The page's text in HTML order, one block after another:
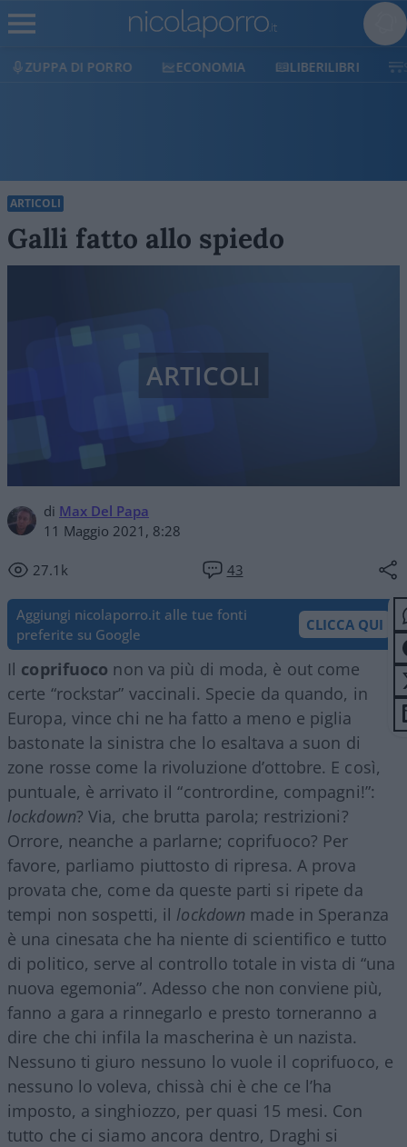
ECONOMIA LIBERILIBRI SHOP SOSTIENICI
ARTICOLI
Galli fatto allo spiedo
di Max Del Papa
11 Maggio 2021, 8:28
27.1k 43
ARTICOLI
Aggiungi nicolaporro.it alle tue fonti
preferite su Google
CLICCA QUI
Il coprifuoco non va più di moda, è out come
certe “rockstar” vaccinali. Specie da quando, in
Europa, vince chi ne ha fatto a meno e piglia
bastonate la sinistra che lo esaltava a suon di
zone rosse come la rivoluzione d’ottobre. E così,
puntuale, è arrivato il “contrordine, compagni!”:
lockdown? Via, che brutta parola; restrizioni?
Orrore, neanche a parlarne; coprifuoco? Per
favore, parliamo piuttosto di ripresa. A prova
provata che, come da queste parti si ripete da
tempi non sospetti, il lockdown made in Speranza
è una cinesata che ha niente di scientifico e tutto
di politico, serve al controllo totale in vista di “una
nuova egemonia”. Adesso che non conviene più,
fanno a gara a rinnegarlo e presto torneranno a
dire che chi infila la mascherina è un nazista.
Nessuno ti giuro nessuno lo vuole il coprifuoco, e
nessuno lo voleva, chissà chi è che ce l’ha
imposto, a singhiozzo, per quasi 15 mesi. Con
tutto che ci siamo ancora dentro, Draghi si